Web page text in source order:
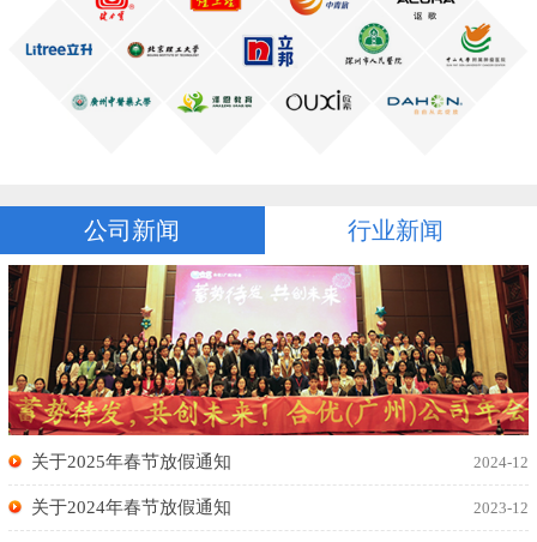
公司新闻 行业新闻
关于2025年春节放假通知 2024-12
关于2024年春节放假通知 2023-12